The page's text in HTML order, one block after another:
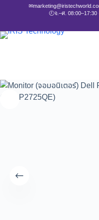
✉
🕘จ.–ศ. 08:00–17:30